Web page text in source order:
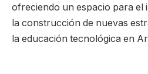
ofreciendo un espacio para el
la construcción de nuevas
la educación tecnológica en